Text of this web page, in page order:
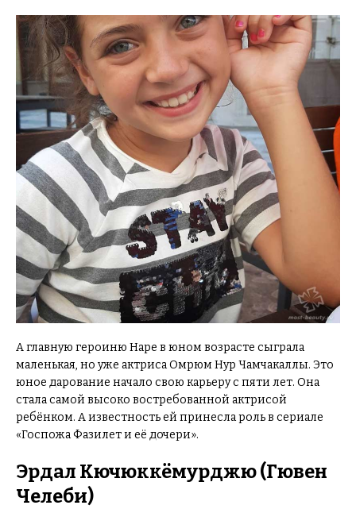
А главную героиню Наре в юном возрасте сыграла
маленькая, но уже актриса Омрюм Нур Чамчакаллы. Это
юное дарование начало свою карьеру с пяти лет. Она
стала самой высоко востребованной актрисой
ребёнком. А известность ей принесла роль в сериале
«Госпожа Фазилет и её дочери».
Эрдал Кючюккёмурджю (Гювен
Челеби)